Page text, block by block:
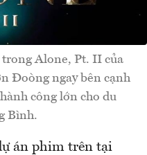
trong Alone, Pt. II của
Đoòng ngay bên cạnh
công lớn cho du
Bình.
án phim trên tại